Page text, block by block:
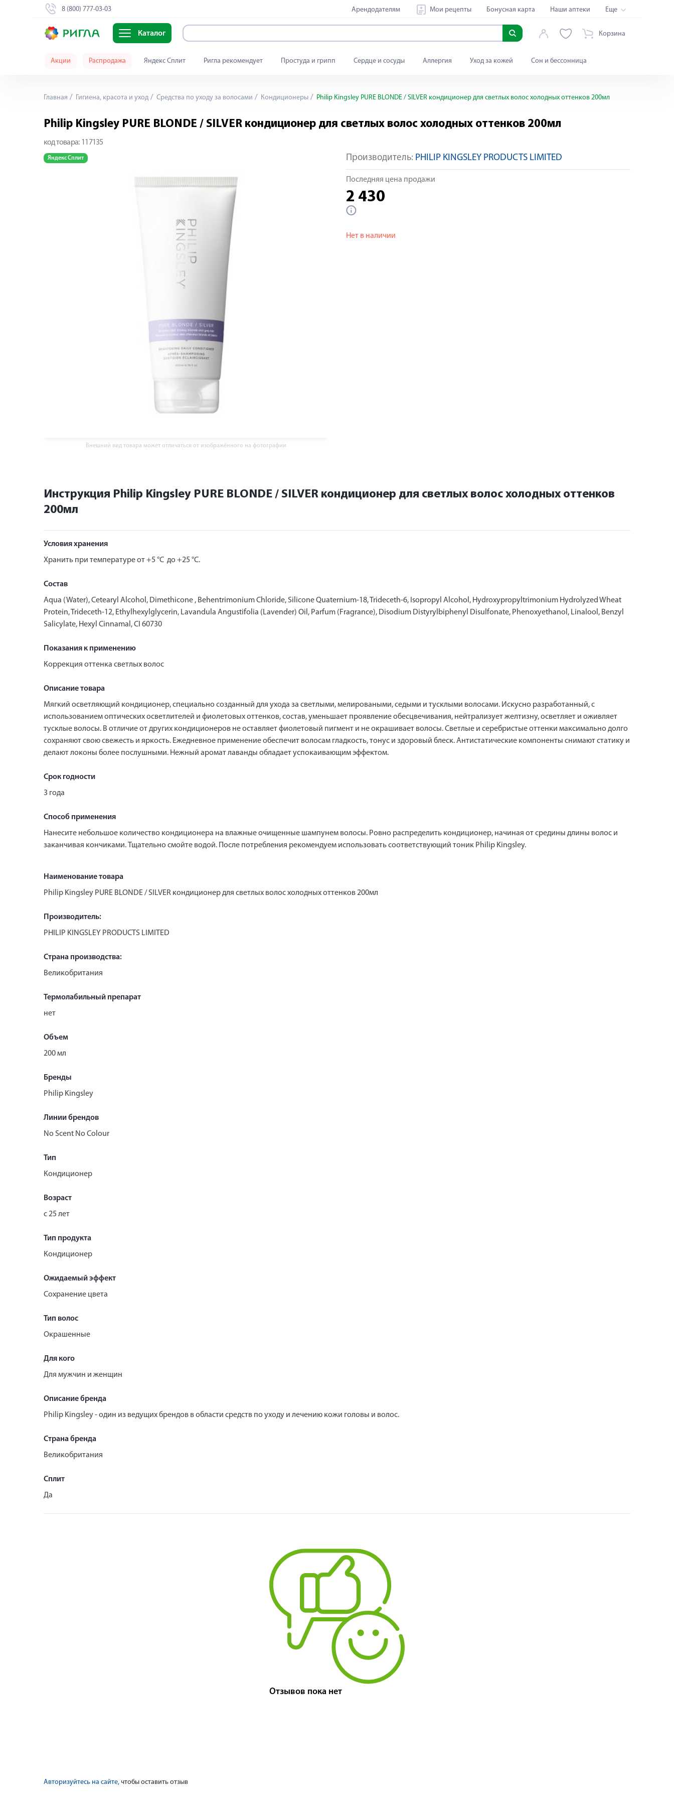
8 (800) 777-03-03 Арендодателям Мои рецепты Бонусная карта Наши аптеки Еще
Каталог Корзина
Акции Распродажа Яндекс Сплит Ригла рекомендует Простуда и грипп Сердце и сосуды Аллергия Уход за кожей Сон и бессонница
Главная Гигиена, красота и уход Средства по уходу за волосами Кондиционеры Philip Kingsley PURE BLONDE / SILVER кондиционер для светлых волос холодных оттенков 200мл
Philip Kingsley PURE BLONDE / SILVER кондиционер для светлых волос холодных оттенков 200мл
код товара: 117135
Яндекс Сплит
Внешний вид товара может отличаться от изображённого на фотографии
Производитель: PHILIP KINGSLEY PRODUCTS LIMITED
Последняя цена продажи
2 430
Нет в наличии
Инструкция Philip Kingsley PURE BLONDE / SILVER кондиционер для светлых волос холодных оттенков
200мл
Условия хранения
Хранить при температуре от +5 °C до +25 °C.
Состав
Aqua (Water), Cetearyl Alcohol, Dimethicone , Behentrimonium Chloride, Silicone Quaternium-18, Trideceth-6, Isopropyl Alcohol, Hydroxypropyltrimonium Hydrolyzed Wheat
Protein, Trideceth-12, Ethylhexylglycerin, Lavandula Angustifolia (Lavender) Oil, Parfum (Fragrance), Disodium Distyrylbiphenyl Disulfonate, Phenoxyethanol, Linalool, Benzyl
Salicylate, Hexyl Cinnamal, CI 60730
Показания к применению
Коррекция оттенка светлых волос
Описание товара
Мягкий осветляющий кондиционер, специально созданный для ухода за светлыми, мелироваными, седыми и тусклыми волосами. Искусно разработанный, с
использованием оптических осветлителей и фиолетовых оттенков, состав, уменьшает проявление обесцвечивания, нейтрализует желтизну, осветляет и оживляет
тусклые волосы. В отличие от других кондиционеров не оставляет фиолетовый пигмент и не окрашивает волосы. Светлые и серебристые оттенки максимально долго
сохраняют свою свежесть и яркость. Ежедневное применение обеспечит волосам гладкость, тонус и здоровый блеск. Антистатические компоненты снимают статику и
делают локоны более послушными. Нежный аромат лаванды обладает успокаивающим эффектом.
Срок годности
3 года
Способ применения
Нанесите небольшое количество кондиционера на влажные очищенные шампунем волосы. Ровно распределить кондиционер, начиная от средины длины волос и
заканчивая кончиками. Тщательно смойте водой. После потребления рекомендуем использовать соответствующий тоник Philip Kingsley.
Наименование товара
Philip Kingsley PURE BLONDE / SILVER кондиционер для светлых волос холодных оттенков 200мл
Производитель:
PHILIP KINGSLEY PRODUCTS LIMITED
Страна производства:
Великобритания
Термолабильный препарат
нет
Объем
200 мл
Бренды
Philip Kingsley
Линии брендов
No Scent No Colour
Тип
Кондиционер
Возраст
с 25 лет
Тип продукта
Кондиционер
Ожидаемый эффект
Сохранение цвета
Тип волос
Окрашенные
Для кого
Для мужчин и женщин
Описание бренда
Philip Kingsley - один из ведущих брендов в области средств по уходу и лечению кожи головы и волос.
Страна бренда
Великобритания
Сплит
Да
Отзывов пока нет
Авторизуйтесь на сайте, чтобы оставить отзыв